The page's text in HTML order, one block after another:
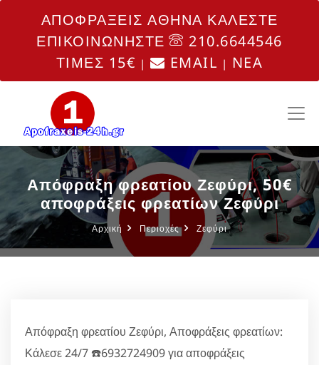
ΑΠΟΦΡΑΞΕΙΣ ΑΘΗΝΑ ΚΑΛΕΣΤΕ
ΕΠΙΚΟΙΝΩΝΗΣΤΕ
210.6644546
ΤΙΜΕΣ 15€ | EMAIL | NEA
Απόφραξη φρεατίου Ζεφύρι, 50€
αποφράξεις φρεατίων Ζεφύρι
Αρχική Περιοχές Ζεφύρι
Απόφραξη φρεατίου Ζεφύρι, Αποφράξεις φρεατίων:
Κάλεσε 24/7 ☎️6932724909 για αποφράξεις